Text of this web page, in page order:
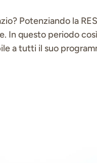
Potenziando la
In questo periodo
a tutti il suo